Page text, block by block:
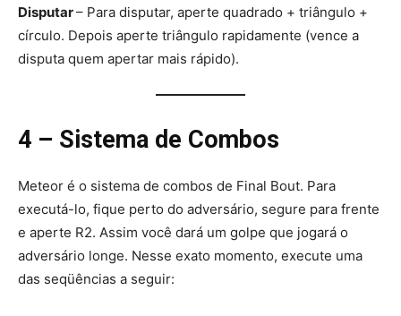
Disputar– Para disputar, aperte quadrado + triângulo +
círculo. Depois aperte triângulo rapidamente (vence a
disputa quem apertar mais rápido).
4 – Sistema de Combos
Meteor é o sistema de combos de Final Bout. Para
executá-lo, fique perto do adversário, segure para frente
e aperte R2. Assim você dará um golpe que jogará o
adversário longe. Nesse exato momento, execute uma
das seqüências a seguir: